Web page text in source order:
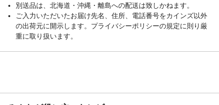
別送品は、北海道・沖縄・離島への配送は致しかねます。
ご入力いただいたお届け先名、住所、電話番号をカインズ以外
の出荷元に開示します。プライバシーポリシーの規定に則り厳
重に取り扱います。